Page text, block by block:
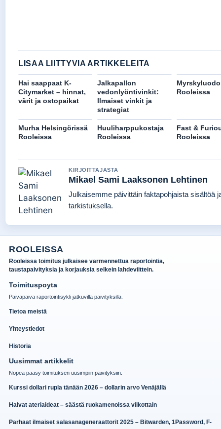
LISAA LIITTYVIA ARTIKKELEITA
Hai saappaat K-
Citymarket – hinnat,
värit ja ostopaikat
Jalkapallon
vedonlyöntivinkit:
Ilmaiset vinkit ja
strategiat
Rooleissa
Murha Helsingörissä
Rooleissa
Huuliharppukostaja
Rooleissa
Fast &
Rooleissa
KIRJOITTAJASTA
Mikael Sami Laaksonen Lehtinen
Julkaisemme päivittäin faktapohjaista sisältöä
tarkistuksella.
ROOLEISSA
Rooleissa toimitus julkaisee varmennettua raportointia,
taustapaivityksia ja korjauksia selkein lahdeviittein.
Toimituspoyta
Paivapaiva raportointisykli jatkuvilla paivityksilla.
Tietoa meistä
Yhteystiedot
Historia
Uusimmat artikkelit
Nopea paasy toimituksen uusimpiin paivityksiin.
Kurssi dollari rupla tänään 2026 – dollarin arvo Venäjällä
Halvat ateriaideat – säästä ruokamenoissa viikottain
Parhaat ilmaiset salasanageneraattorit 2025 – Bitwarden, 1Password, F-